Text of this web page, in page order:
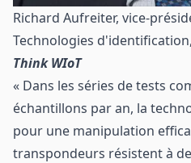
Richard Aufreiter, vice-
Technologies
Think WIoT
« Dans les séries de tests
échantillons par an, la
pour une manipulation
transpondeurs résistent à